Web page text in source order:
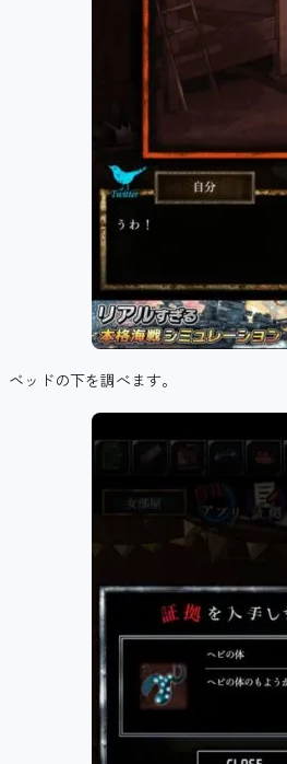
ベッドの下を調べます。